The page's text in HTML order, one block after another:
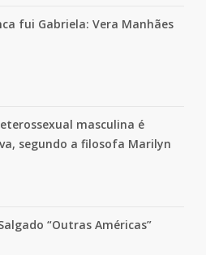
fui Gabriela: Vera Manhães
masculina é
segundo a filosofa Marilyn
“Outras Américas”